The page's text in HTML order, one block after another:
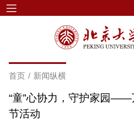
首页 / 新闻纵横
“童”心协力，守护家园
节活动